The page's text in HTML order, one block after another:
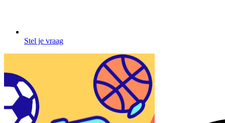
Stel je vraag